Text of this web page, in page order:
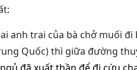
anh trai của bà chở muối đi
Quốc) thì giữa đường